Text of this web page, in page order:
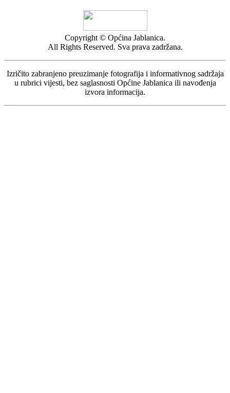
Copyright © Općina Jablanica.
All Rights Reserved. Sva prava zadržana.
Izričito zabranjeno preuzimanje fotografija i informativnog sadržaja
u rubrici vijesti, bez saglasnosti Općine Jablanica ili navođenja
izvora informacija.